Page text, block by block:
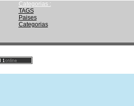
Categorias :
TAGS
Paises
Categorias